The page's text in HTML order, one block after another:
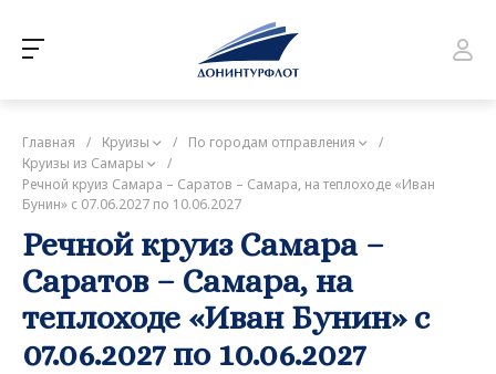
Главная / Круизы / По городам отправления
/
Круизы из Самары
/
Речной круиз Самара – Саратов – Самара, на теплоходе «Иван
Бунин» с 07.06.2027 по 10.06.2027
Речной круиз Самара –
Саратов – Самара, на
теплоходе «Иван Бунин» с
07.06.2027 по 10.06.2027